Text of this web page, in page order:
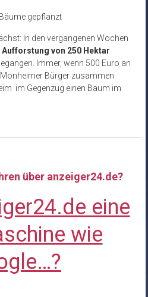
gepflanzt
In den vergangenen Wochen
Aufforstung von 250 Hektar
Immer, wenn 500 Euro an
Bürger zusammen
im Gegenzug einen Baum im
über anzeiger24.de?
eine
wie